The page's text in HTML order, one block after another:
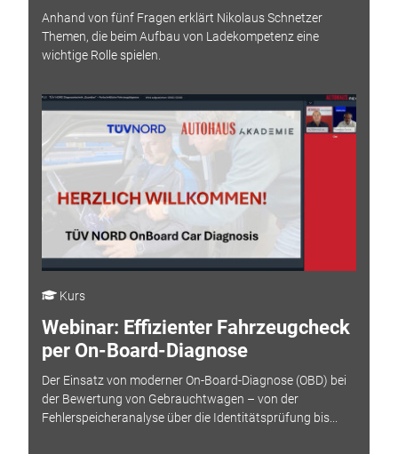
Anhand von fünf Fragen erklärt Nikolaus Schnetzer
Themen, die beim Aufbau von Ladekompetenz eine
wichtige Rolle spielen.
Kurs
Webinar: Effizienter Fahrzeugcheck
per On-Board-Diagnose
Der Einsatz von moderner On-Board-Diagnose (OBD) bei
der Bewertung von Gebrauchtwagen – von der
Fehlerspeicheranalyse über die Identitätsprüfung bis...